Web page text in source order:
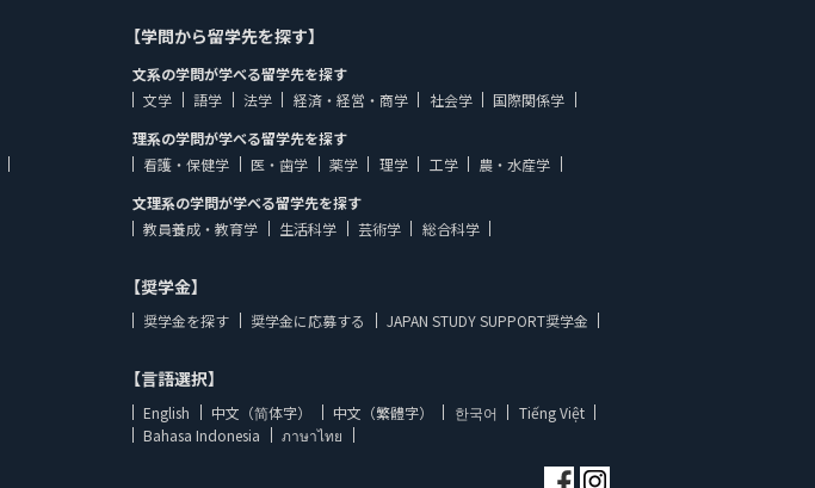
【学問から留学先を探す】
文系の学問が学べる留学先を探す
文学
語学 法学 経済・経営・商学 社会学
国際関係学
理系の学問が学べる留学先を探す
看護・保健学
医・歯学 薬学 理学 工学
農・水産学
文理系の学問が学べる留学先を探す
教員養成・教育学
生活科学 芸術学 総合科学
【奨学金】
奨学金を探す 奨学金に応募する JAPAN STUDY SUPPORT奨学金
【言語選択】
English 中文（简体字） 中文（繁體字） 한국어
Tiếng Việt
Bahasa Indonesia
ภาษาไทย